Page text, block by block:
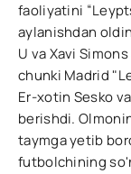
faoliyatini
aylanishdan
U va Xavi
chunki Madrid
Er-xotin Sesko
berishdi.
taymga yetib
futbolchining